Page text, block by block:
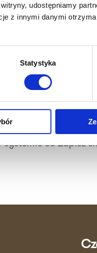
udostępniamy
z innymi danymi
Statystyka
36 Zapisz